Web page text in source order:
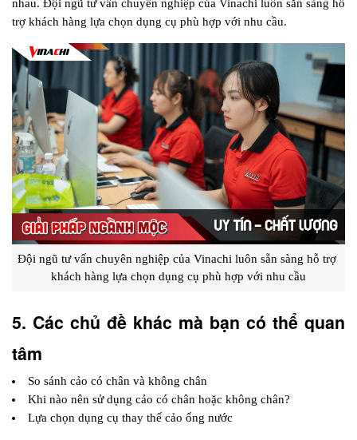
nhau. Đội ngũ tư vấn chuyên nghiệp của Vinachi luôn sẵn sàng hỗ
trợ khách hàng lựa chọn dụng cụ phù hợp với nhu cầu.
Đội ngũ tư vấn chuyên nghiệp của Vinachi luôn sẵn sàng hỗ trợ
khách hàng lựa chọn dụng cụ phù hợp với nhu cầu
5. Các chủ đề khác mà bạn có thể quan
tâm
So sánh cảo có chân và không chân
Khi nào nên sử dụng cảo có chân hoặc không chân?
Lựa chọn dụng cụ thay thế cảo ống nước